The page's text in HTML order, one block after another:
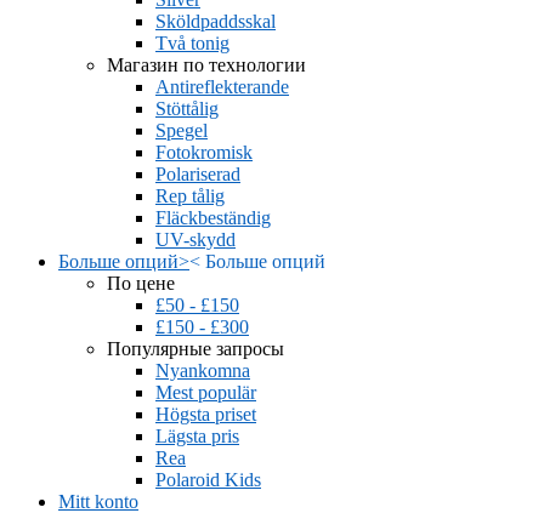
Sköldpaddsskal
Två tonig
Магазин по технологии
Antireflekterande
Stöttålig
Spegel
Fotokromisk
Polariserad
Rep tålig
Fläckbeständig
UV-skydd
Больше опций>< Больше опций
По цене
£50 - £150
£150 - £300
Популярные запросы
Nyankomna
Mest populär
Högsta priset
Lägsta pris
Rea
Polaroid Kids
Mitt konto